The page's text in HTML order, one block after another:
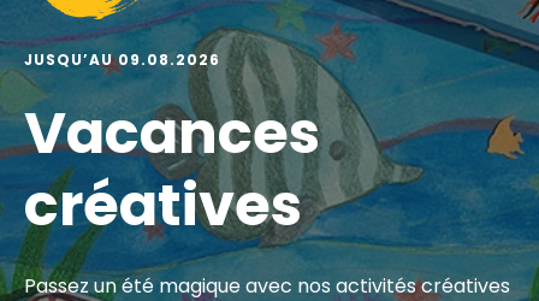
JUSQU’AU 09.08.2026
Vacances
créatives
Passez un été magique avec nos activités créatives